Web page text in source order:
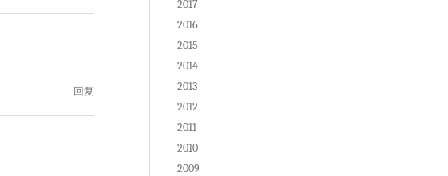
回复
2017
2016
2015
2014
2013
2012
2011
2010
2009